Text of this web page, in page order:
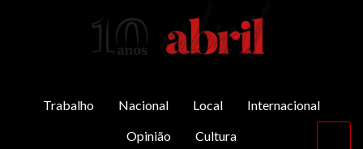
Trabalho Nacional Local
Internacional
Opinião
Cultura